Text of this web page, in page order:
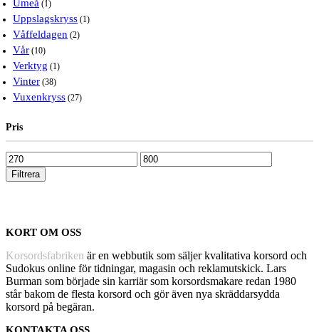
Umeå (1)
Uppslagskryss (1)
Våffeldagen (2)
Vår (10)
Verktyg (1)
Vinter (38)
Vuxenkryss (27)
Pris
Pris
från
Pris
till
Filtrera
KORT OM OSS
Korsordsfabriken är en webbutik som säljer kvalitativa korsord och
Sudokus online för tidningar, magasin och reklamutskick. Lars
Burman som började sin karriär som korsordsmakare redan 1980
står bakom de flesta korsord och gör även nya skräddarsydda
korsord på begäran.
KONTAKTA OSS